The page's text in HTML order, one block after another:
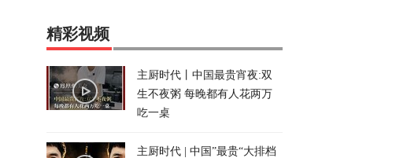
精彩视频
主厨时代丨中国最贵宵夜:双
生不夜粥 每晚都有人花两万
吃一桌
主厨时代 | 中国”最贵“大排档